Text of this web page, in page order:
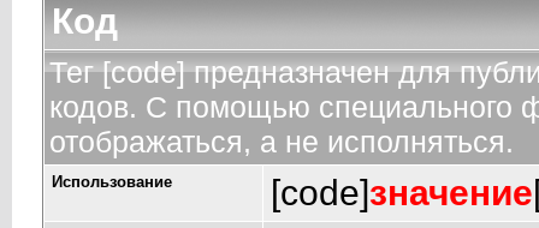
Код
Тег [code] предназначен для
кодов. С помощью специального
отображаться, а не исполняться.
Использование [code]значение